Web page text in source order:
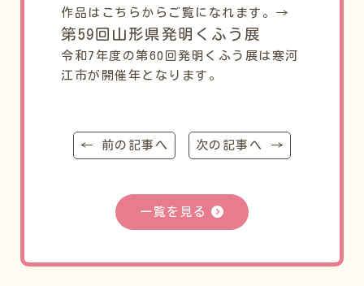
作品はこちらからご覧になれます。→
第59回山形県発明くふう展
令和7年度の第60回発明くふう展は寒河
江市が開催年となります。
← 前の記事へ 次の記事へ →
一覧を見る